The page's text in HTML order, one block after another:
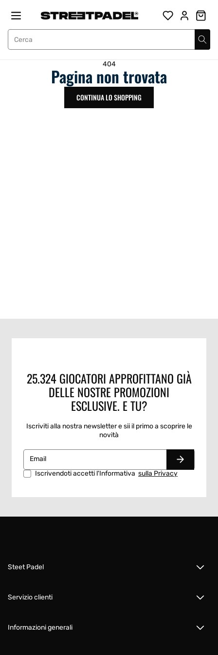
contenuto
Street Padel
404
Pagina non trovata
CONTINUA LO SHOPPING
25.324 GIOCATORI APPROFITTANO GIÀ
DELLE NOSTRE PROMOZIONI
ESCLUSIVE. E TU?
Iscriviti alla nostra newsletter e sii il primo a scoprire le
novità
Email
Iscrivendoti accetti l'Informativa sulla Privacy
Steet Padel
Servizio clienti
Informazioni generali